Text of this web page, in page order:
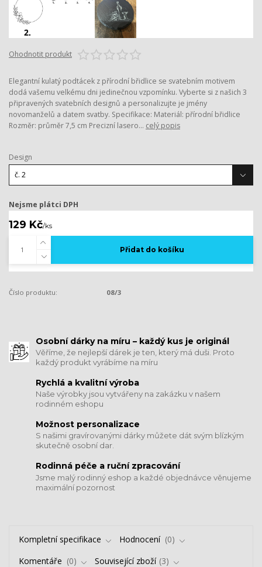
Ohodnotit produkt
Elegantní kulatý podtácek z přírodní břidlice se svatebním motivem
dodá vašemu velkému dni jedinečnou vzpomínku. Vyberte si z našich 3
připravených svatebních designů a personalizujte je jmény
novomanželů a datem svatby. Specifikace: Materiál: přírodní břidlice
Rozměr: průměr 7,5 cm Precizní lasero... celý popis
Design
Nejsme plátci DPH
129 Kč/ks
Přidat do košíku
Číslo produktu: 08/3
​​​​​​​Osobní dárky na míru – každý kus je originál
Věříme, že nejlepší dárek je ten, který má duši. Proto
každý produkt vyrábíme na míru
Rychlá a kvalitní výroba
Naše výrobky jsou vytvářeny na zakázku v našem
rodinném eshopu
Možnost personalizace
S našimi gravírovanými dárky můžete dát svým blízkým
skutečně osobní dar.
​​​​​​​Rodinná péče a ruční zpracování
Jsme malý rodinný eshop a každé objednávce věnujeme
maximální pozornost
Kompletní specifikace Hodnocení
0
Komentáře
0 Související zboží 3